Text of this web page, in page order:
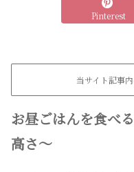
Pinterest
当サイト記事
お昼ごはんを食べ
高さ〜